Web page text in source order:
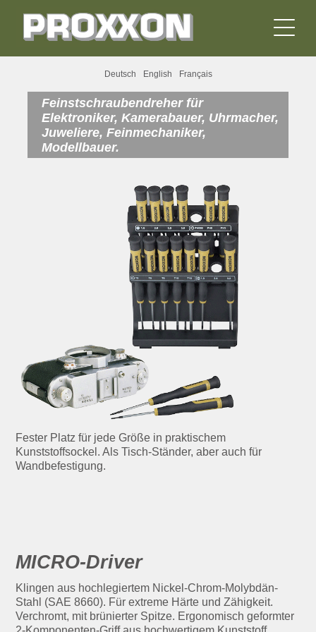
Deutsch English Français
Feinstschraubendreher für
Elektroniker, Kamerabauer, Uhrmacher,
Juweliere, Feinmechaniker,
Modellbauer.
Fester Platz für jede Größe in praktischem
Kunststoffsockel. Als Tisch-Ständer, aber auch für
Wandbefestigung.
MICRO-Driver
Klingen aus hochlegiertem Nickel-Chrom-Molybdän-
Stahl (SAE 8660). Für extreme Härte und Zähigkeit.
Verchromt, mit brünierter Spitze. Ergonomisch geformter